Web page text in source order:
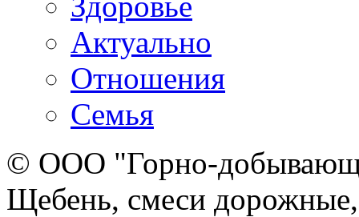
Актуально
Отношения
Семья
© ООО "Горно-
Щебень, смеси